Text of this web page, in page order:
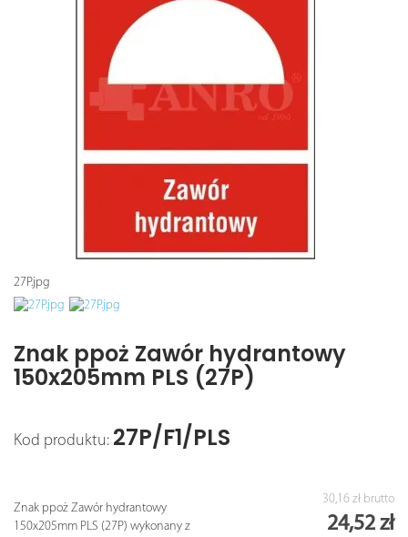
27P.jpg
Znak ppoż Zawór hydrantowy
150x205mm PLS (27P)
Kod produktu: 27P/F1/PLS
Znak ppoż Zawór hydrantowy
150x205mm PLS (27P) wykonany z
30,16 zł brutto
24,52 zł